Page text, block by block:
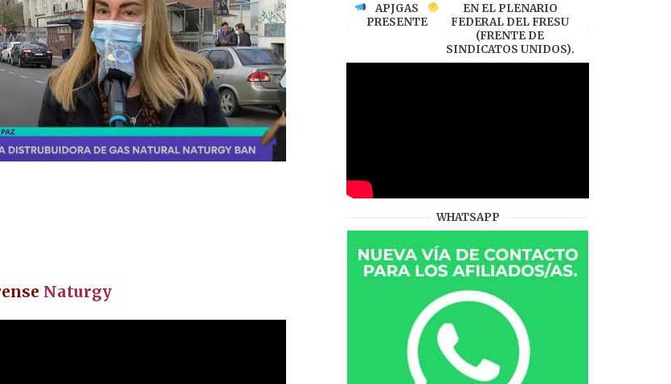
Naturgy
APJGAS
PRESENTE
EN EL PLENARIO
FEDERAL DEL FRESU
(FRENTE DE
SINDICATOS UNIDOS).
WHATSAPP